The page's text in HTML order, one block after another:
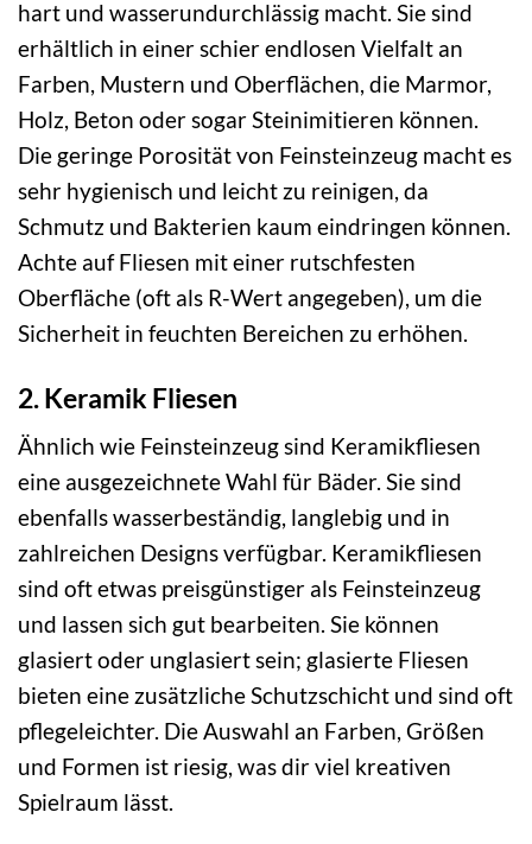
hart und wasserundurchlässig macht. Sie sind
erhältlich in einer schier endlosen Vielfalt an
Farben, Mustern und Oberflächen, die Marmor,
Holz, Beton oder sogar Steinimitieren können.
Die geringe Porosität von Feinsteinzeug macht es
sehr hygienisch und leicht zu reinigen, da
Schmutz und Bakterien kaum eindringen können.
Achte auf Fliesen mit einer rutschfesten
Oberfläche (oft als R-Wert angegeben), um die
Sicherheit in feuchten Bereichen zu erhöhen.
2. Keramik Fliesen
Ähnlich wie Feinsteinzeug sind Keramikfliesen
eine ausgezeichnete Wahl für Bäder. Sie sind
ebenfalls wasserbeständig, langlebig und in
zahlreichen Designs verfügbar. Keramikfliesen
sind oft etwas preisgünstiger als Feinsteinzeug
und lassen sich gut bearbeiten. Sie können
glasiert oder unglasiert sein; glasierte Fliesen
bieten eine zusätzliche Schutzschicht und sind oft
pflegeleichter. Die Auswahl an Farben, Größen
und Formen ist riesig, was dir viel kreativen
Spielraum lässt.